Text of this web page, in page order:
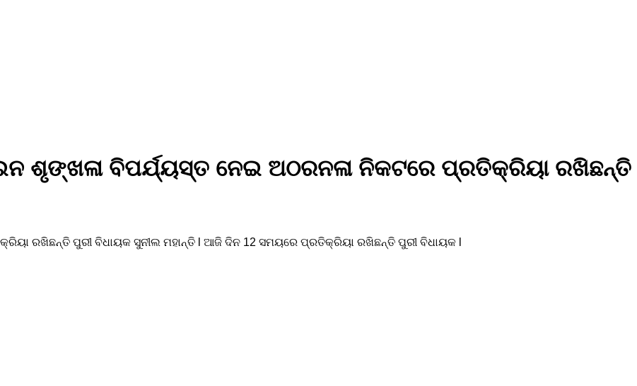
ଶୃଙ୍ଖଳା ବିପର୍ଯ୍ୟସ୍ତ ନେଇ ଅଠରନଳା ନିକଟରେ ପ୍ରତିକ୍ରିୟା ରଖିଛନ୍ତି
ରଖିଛନ୍ତି ପୁରୀ ବିଧାୟକ ସୁନୀଲ ମହାନ୍ତି l ଆଜି ଦିନ 12 ସମୟରେ ପ୍ରତିକ୍ରିୟା ରଖିଛନ୍ତି ପୁରୀ ବିଧାୟକ l